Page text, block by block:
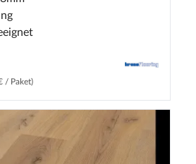
/ Paket)